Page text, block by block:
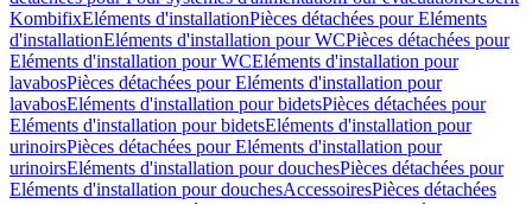
KombifixEléments d'installationPièces détachées pour Eléments
d'installationEléments d'installation pour WCPièces détachées pour
Eléments d'installation pour WCEléments d'installation pour
lavabosPièces détachées pour Eléments d'installation pour
lavabosEléments d'installation pour bidetsPièces détachées pour
Eléments d'installation pour bidetsEléments d'installation pour
urinoirsPièces détachées pour Eléments d'installation pour
urinoirsEléments d'installation pour douchesPièces détachées pour
Eléments d'installation pour douchesAccessoiresPièces détachées